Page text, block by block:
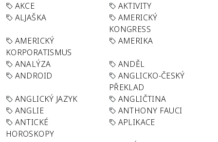
AKCE
AKTIVITY
ALJAŠKA
AMERICKÝ
KONGRESS
AMERICKÝ
KORPORATISMUS
AMERIKA
ANALÝZA
ANDĚL
ANDROID
ANGLICKO-ČESKÝ
PŘEKLAD
ANGLICKÝ JAZYK
ANGLIČTINA
ANGLIE
ANTHONY FAUCI
ANTICKÉ
HOROSKOPY
APLIKACE